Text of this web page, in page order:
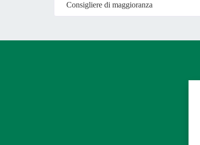
Consigliere di maggioranza